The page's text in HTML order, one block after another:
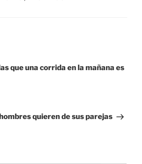
que una corrida en la mañana es
quieren de sus parejas